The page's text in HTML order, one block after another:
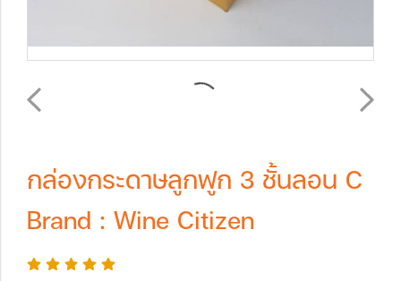
กล่องกระดาษลูกฟูก 3 ชั้นลอน C
Brand : Wine Citizen